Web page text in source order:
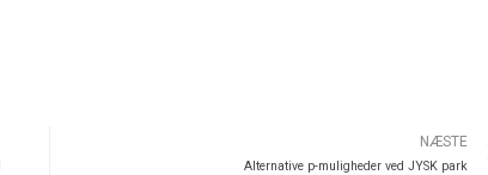
NÆSTE
Alternative p-muligheder ved JYSK park